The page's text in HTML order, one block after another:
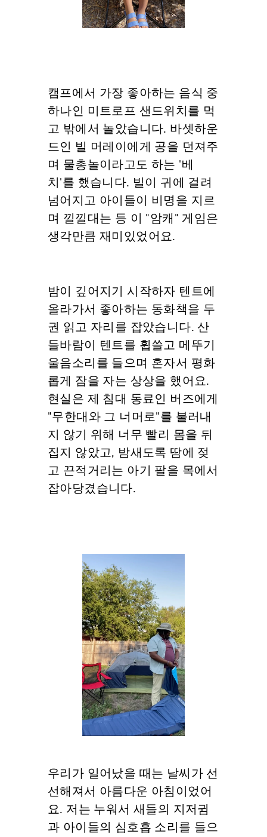
캠프에서 가장 좋아하는 음식 중
하나인 미트로프 샌드위치를 먹
고 밖에서 놀았습니다. 바셋하운
드인 빌 머레이에게 공을 던져주
며 물총놀이라고도 하는 '베
치'를 했습니다. 빌이 귀에 걸려
넘어지고 아이들이 비명을 지르
며 낄낄대는 등 이 "암캐" 게임은
생각만큼 재미있었어요.
밤이 깊어지기 시작하자 텐트에
올라가서 좋아하는 동화책을 두
권 읽고 자리를 잡았습니다. 산
들바람이 텐트를 휩쓸고 메뚜기
울음소리를 들으며 혼자서 평화
롭게 잠을 자는 상상을 했어요.
현실은 제 침대 동료인 버즈에게
"무한대와 그 너머로"를 불러내
지 않기 위해 너무 빨리 몸을 뒤
집지 않았고, 밤새도록 땀에 젖
고 끈적거리는 아기 팔을 목에서
잡아당겼습니다.
우리가 일어났을 때는 날씨가 선
선해져서 아름다운 아침이었어
요. 저는 누워서 새들의 지저귐
과 아이들의 심호흡 소리를 들으